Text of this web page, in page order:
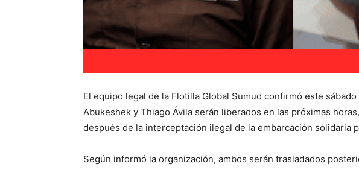
El equipo legal de la Flotilla Global Sumud confirmó este
Abukeshek y Thiago Ávila serán liberados en las próximas
después de la interceptación ilegal de la embarcación solidaria
Según informó la organización, ambos serán trasladados